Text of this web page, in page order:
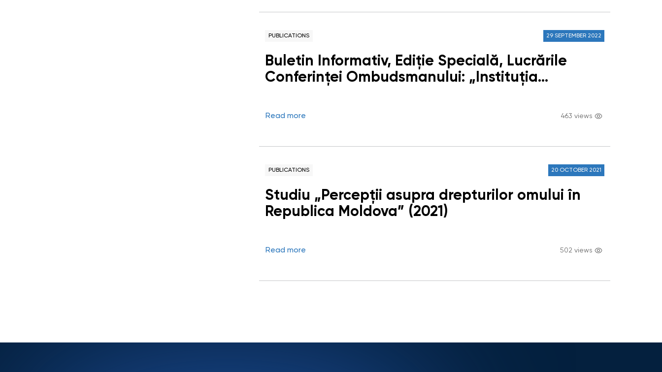
PUBLICATIONS 29 SEPTEMBER 2022
Buletin Informativ, Ediție Specială, Lucrările
Conferinței Ombudsmanului: „Instituția
Read more 463 views
PUBLICATIONS 20 OCTOBER 2021
Studiu „Percepții asupra drepturilor omului în
Republica Moldova” (2021)
Read more 502 views